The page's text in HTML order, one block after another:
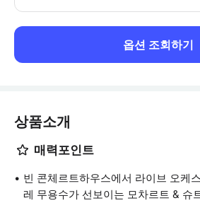
옵션 조회하기
상품소개
매력포인트
빈 콘체르트하우스에서 라이브 오케
레 무용수가 선보이는 모차르트 & 슈